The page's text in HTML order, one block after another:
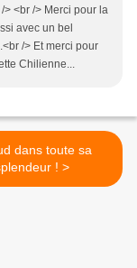
> <br /> Merci pour la
avec un bel
/> Et merci pour
Chilienne...
dans toute sa
splendeur ! >